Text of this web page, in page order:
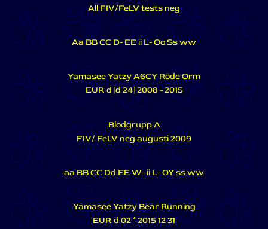
All FIV/FeLV tests neg
Aa BB CC D- EE ii L- Oo Ss ww
Yamasee Yatzy A6CY Röde Orm
EUR d [d 24] 2008 - 2015
Blodgrupp A
FIV/ FeLV neg augusti 2009
aa BB CC Dd EE W- ii L- OY ss ww
Yamasee Yatzy Bear Running
EUR d 02 * 2015 12 31